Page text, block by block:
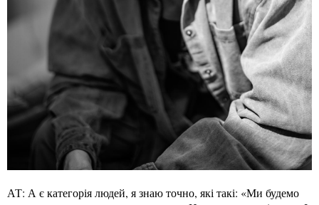
АТ: А є категорія людей, я знаю точно, які такі: «Ми будемо